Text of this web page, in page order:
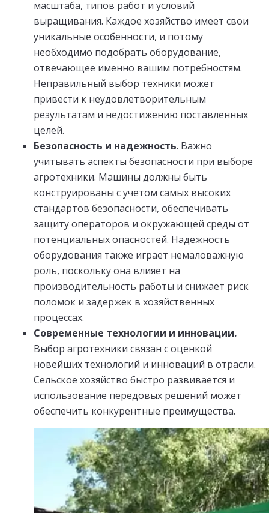
масштаба, типов работ и условий
выращивания. Каждое хозяйство имеет свои
уникальные особенности, и потому
необходимо подобрать оборудование,
отвечающее именно вашим потребностям.
Неправильный выбор техники может
привести к неудовлетворительным
результатам и недостижению поставленных
целей.
Безопасность и надежность. Важно
учитывать аспекты безопасности при выборе
агротехники. Машины должны быть
конструированы с учетом самых высоких
стандартов безопасности, обеспечивать
защиту операторов и окружающей среды от
потенциальных опасностей. Надежность
оборудования также играет немаловажную
роль, поскольку она влияет на
производительность работы и снижает риск
поломок и задержек в хозяйственных
процессах.
Современные технологии и инновации.
Выбор агротехники связан с оценкой
новейших технологий и инноваций в отрасли.
Сельское хозяйство быстро развивается и
использование передовых решений может
обеспечить конкурентные преимущества.